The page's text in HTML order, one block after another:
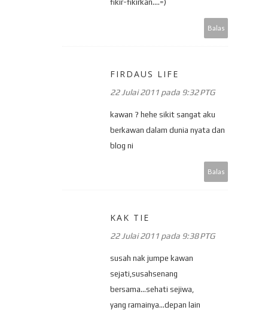
fikir-fikirkan....=)
Balas
FIRDAUS LIFE
22 Julai 2011 pada 9:32 PTG
kawan ? hehe sikit sangat aku
berkawan dalam dunia nyata dan
blog ni
Balas
KAK TIE
22 Julai 2011 pada 9:38 PTG
susah nak jumpe kawan
sejati,susahsenang
bersama...sehati sejiwa,
yang ramainya...depan lain